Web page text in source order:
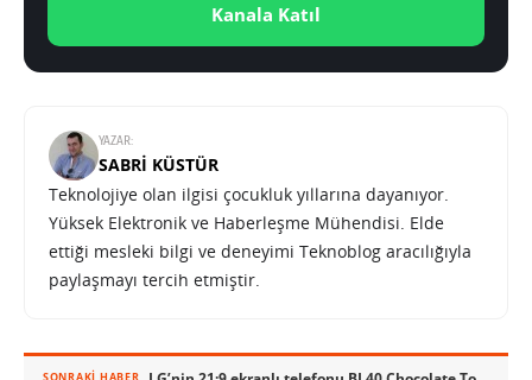
Kanala Katıl
YAZAR:
SABRI KÜSTÜR
Teknolojiye olan ilgisi çocukluk yıllarına dayanıyor.
Yüksek Elektronik ve Haberleşme Mühendisi. Elde
ettiği mesleki bilgi ve deneyimi Teknoblog aracılığıyla
paylaşmayı tercih etmiştir.
SONRAKI HABER